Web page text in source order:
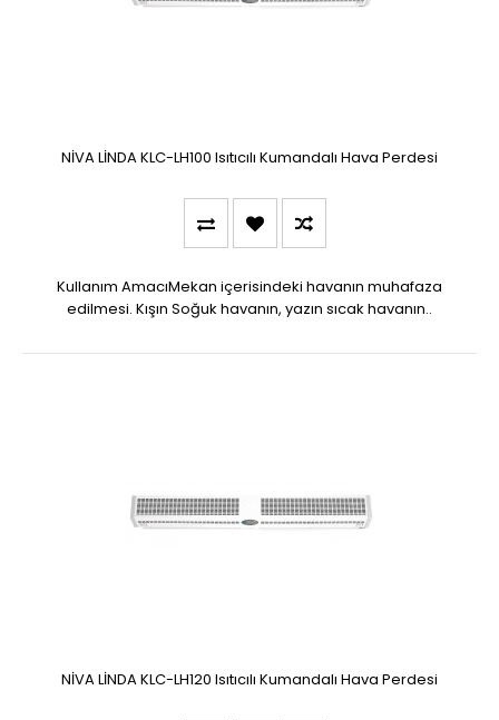
NİVA LİNDA KLC-LH100 Isıtıcılı Kumandalı Hava Perdesi
Kullanım AmacıMekan içerisindeki havanın muhafaza
edilmesi. Kışın Soğuk havanın, yazın sıcak havanın..
NİVA LİNDA KLC-LH120 Isıtıcılı Kumandalı Hava Perdesi